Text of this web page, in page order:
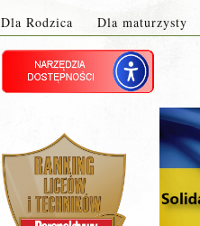
Dla Rodzica Dla maturzysty